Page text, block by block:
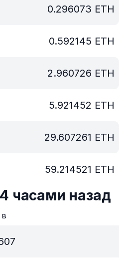
0.296073 ETH
0.592145 ETH
2.960726 ETH
5.921452 ETH
29.607261 ETH
59.214521 ETH
часами назад